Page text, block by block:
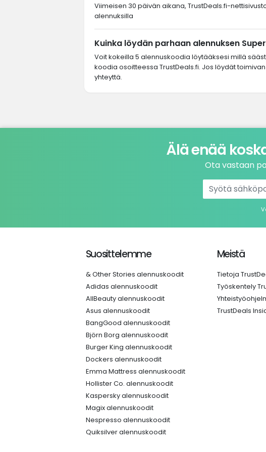
Viimeisen 30 päivän aikana, TrustDeals.fi-
alennuksilla
Kuinka löydän parhaan alennuksen
Voit kokeilla 5 alennuskoodia löytääksesi millä
koodia osoitteessa TrustDeals.fi. Jos löydät
yhteyttä.
Älä enää
Ota vastaan
Suosittelemme
& Other Stories alennuskoodit
Adidas alennuskoodit
AllBeauty alennuskoodit
Asus alennuskoodit
BangGood alennuskoodit
Björn Borg alennuskoodit
Burger King alennuskoodit
Dockers alennuskoodit
Emma Mattress alennuskoodit
Hollister Co. alennuskoodit
Kaspersky alennuskoodit
Magix alennuskoodit
Nespresso alennuskoodit
Quiksilver alennuskoodit
Meistä
Tietoja
Työskentely
TrustDeals